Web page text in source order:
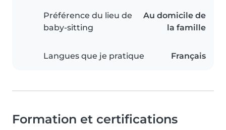
Préférence du lieu de
baby-sitting
Au domicile de
la famille
Langues que je pratique Français
Formation et certifications